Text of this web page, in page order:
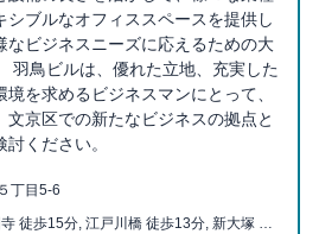
ブルなオフィススペースを提供し
なビジネスニーズに応えるための大
羽鳥ビルは、優れた立地、充実した
を求めるビジネスマンにとって、
京区での新たなビジネスの拠点と
ください。
丁目5-6
徒歩15分, 江戸川橋 徒歩13分, 新大塚 徒